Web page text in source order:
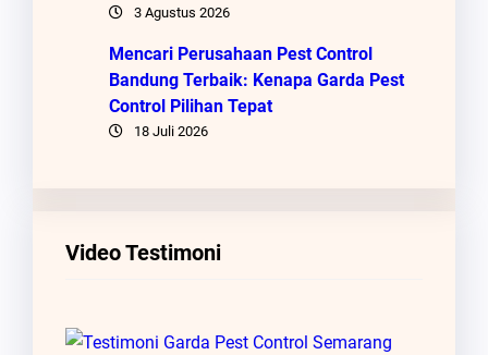
3 Agustus 2026
Mencari Perusahaan Pest Control
Bandung Terbaik: Kenapa Garda Pest
Control Pilihan Tepat
18 Juli 2026
Video Testimoni